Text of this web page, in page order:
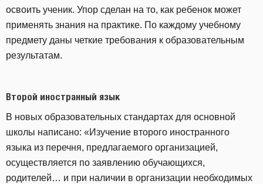
освоить ученик. Упор сделан на то, как ребенок может
применять знания на практике. По каждому учебному
предмету даны четкие требования к образовательным
результатам.
Второй иностранный язык
В новых образовательных стандартах для основной
школы написано: «Изучение второго иностранного
языка из перечня, предлагаемого организацией,
осуществляется по заявлению обучающихся,
родителей… и при наличии в организации необходимых